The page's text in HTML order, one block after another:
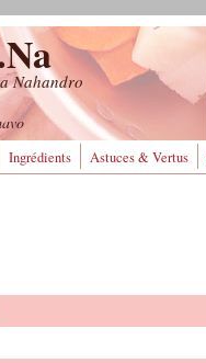
Nahandro
Ingrédients Astuces & Vertus